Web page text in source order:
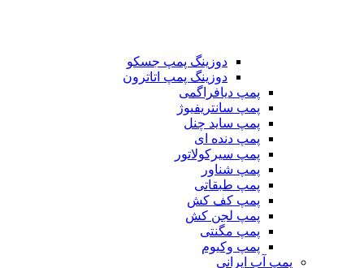
دوزینگ پمپ جسکو
دوزینگ پمپ اتاترون
پمپ دیافراگمی
پمپ سانتریفیوژ
پمپ ساید چنل
پمپ دنده ای
پمپ سیرکولاتور
پمپ شناور
پمپ طبقاتی
پمپ کف کش
پمپ لجن کش
پمپ مگنتی
پمپ وکیوم
پمپ آب ایرانی